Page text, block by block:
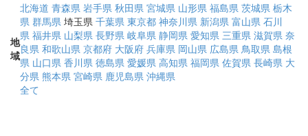
地
域
北海道 青森県 岩手県 秋田県 宮城県 山形県 福島県 茨城県 栃木
県 群馬県 埼玉県 千葉県 東京都 神奈川県 新潟県 富山県 石川
県 福井県 山梨県 長野県 岐阜県 静岡県 愛知県 三重県 滋賀県 奈
良県 和歌山県 京都府 大阪府 兵庫県 岡山県 広島県 鳥取県 島根
県 山口県 香川県 徳島県 愛媛県 高知県 福岡県 佐賀県 長崎県 大
分県 熊本県 宮崎県 鹿児島県 沖縄県
全て